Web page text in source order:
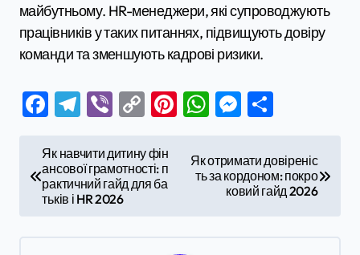
майбутньому. HR-менеджери, які супроводжують
працівників у таких питаннях, підвищують довіру
команди та зменшують кадрові ризики.
Facebook
Telegram
ViberCopyPinterest
WhatsApp
Як навчити дитину фін
ансової грамотності: п
рактичний гайд для ба
тьків і HR 2026
Як отримати довіреніс
ть за кордоном: покро
ковий гайд 2026